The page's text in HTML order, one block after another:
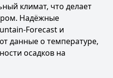
климат, что делает
Надёжные
Forecast и
данные о температуре,
осадков на